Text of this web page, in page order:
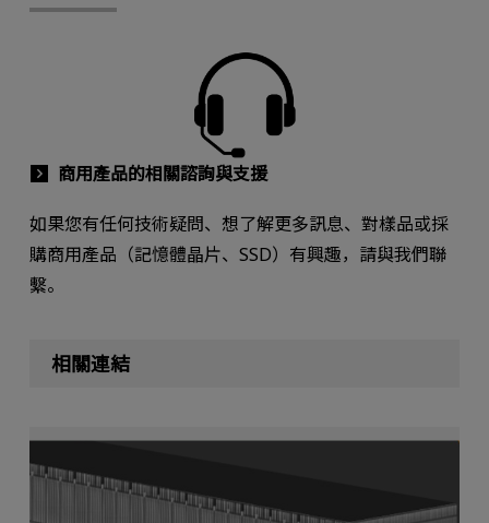
商用產品的相關諮詢與支援
如果您有任何技術疑問、想了解更多訊息、對樣品或採
購商用產品（記憶體晶片、SSD）有興趣，請與我們聯
繫。
相關連結